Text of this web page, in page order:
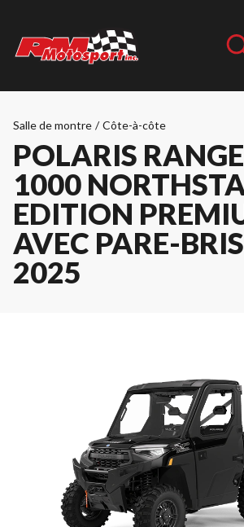
Salle de montre / Côte-à-côte
POLARIS
1000
EDITION
AVEC PARE-
2025